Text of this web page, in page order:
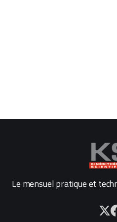
Le mensuel pratique et